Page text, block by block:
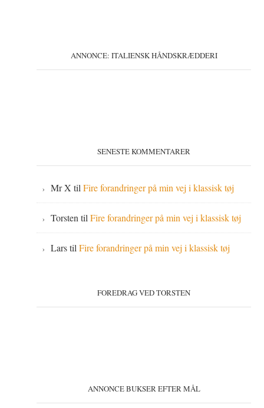
ANNONCE: ITALIENSK HÅNDSKRÆDDERI
SENESTE KOMMENTARER
Mr X tilFire forandringer på min vej i klassisk tøj
Torsten tilFire forandringer på min vej i klassisk tøj
LarstilFire forandringer på min vej i klassisk tøj
FOREDRAG VED TORSTEN
ANNONCE BUKSER EFTER MÅL